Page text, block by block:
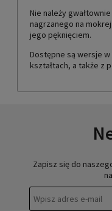
Nie należy
nagrzanego na
jego pęknięciem.
Dostępne są wersje
kształtach, a także z
Zapisz się do